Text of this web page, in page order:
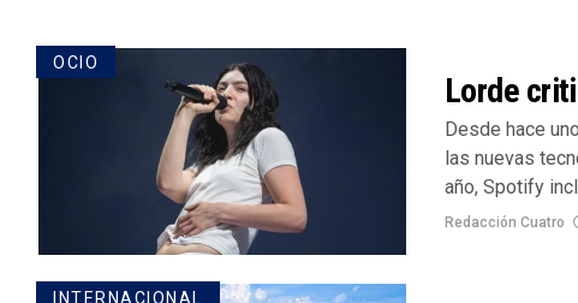
OCIO
Lorde
Desde hace
las nuevas
año, Spotify
Redacción Cuatro
INTERNACIONAL